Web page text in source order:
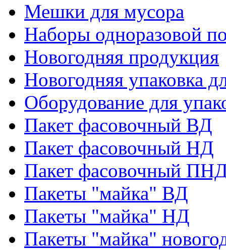
Мешки для мусора
Наборы одноразовой
Новогодняя продукция
Новогодняя упаковка
Оборудование для
Пакет фасовочный ВД
Пакет фасовочный НД
Пакет фасовочный
Пакеты "майка" ВД
Пакеты "майка" НД
Пакеты "майка"